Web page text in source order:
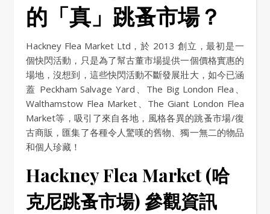
的「真」跳蚤市場？
Hackney Flea Market Ltd，於 2013 創立，最初是一
個快閃活動，只是為了幫古董市場提供一個價格實惠的
場地，沒想到，這些快閃活動不斷發展壯大，如今已涵
蓋 Peckham Salvage Yard、The Big London Flea、
Walthamstow Flea Market、The Giant London Flea
Market等，吸引了來自各地，風格各異的跳蚤市場/復
古商販，匯集了各種令人驚嘆的舊物、獨一無二的物品
和個人珍藏！
Hackney Flea Market (哈
克尼跳蚤市場) 參觀資訊